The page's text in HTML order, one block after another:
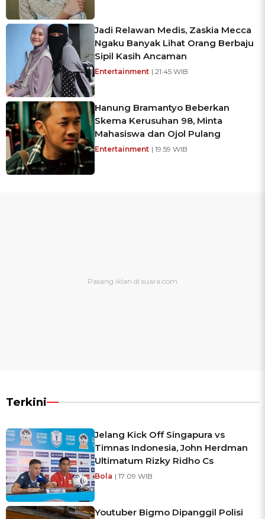
Jadi Relawan Medis, Zaskia Mecca
Ngaku Banyak Lihat Orang Berbaju
Sipil Kasih Ancaman
Entertainment | 21:45 WIB
Hanung Bramantyo Beberkan
Skema Kerusuhan 98, Minta
Mahasiswa dan Ojol Pulang
Entertainment | 19:59 WIB
Terkini
Jelang Kick Off Singapura vs
Timnas Indonesia, John Herdman
Ultimatum Rizky Ridho Cs
Bola | 17:09 WIB
Youtuber Bigmo Dipanggil Polisi